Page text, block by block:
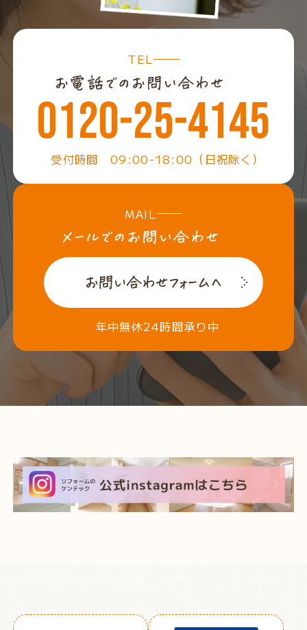
TEL
0120-25-4145
受付時間 09:00-18:00（日祝除く）
MAIL
年中無休24時間承り中